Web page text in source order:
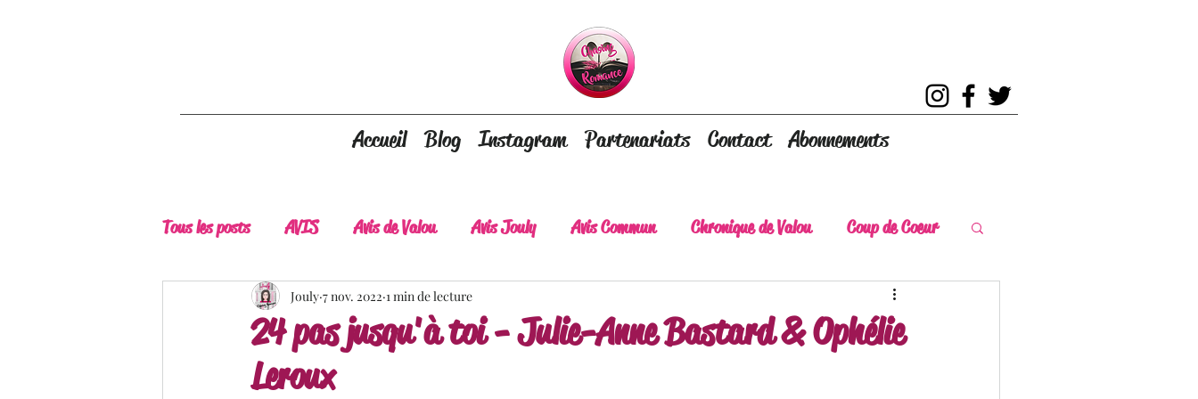
Accueil Blog Instagram Partenariats Contact Abonnements
Tous les posts AVIS Avis de Valou Avis Jouly Avis Commun Chronique de Valou Coup de Coeur
Belle Découverte A lire absolument Coup de Chaud
Douceur livresque
24 pas jusqu'à toi - Julie-Anne Bastard & Ophélie
Leroux
Jouly 7 nov. 2022 1 min de lecture